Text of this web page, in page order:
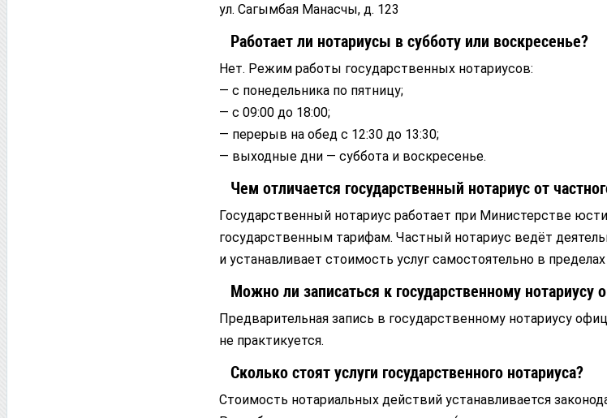
ул. Сагымбая Манасчы, д. 123
Работает ли нотариусы в субботу или воскресенье?
Нет. Режим работы государственных нотариусов:
— с понедельника по пятницу;
— с 09:00 до 18:00;
— перерыв на обед с 12:30 до 13:30;
— выходные дни — суббота и воскресенье.
Чем отличается государственный нотариус от
Государственный нотариус работает при Министерстве
государственным тарифам. Частный нотариус ведёт
и устанавливает стоимость услуг самостоятельно в пределах
Можно ли записаться к государственному нотариусу
Предварительная запись в государственному нотариусу
не практикуется.
Сколько стоят услуги государственного нотариуса?
Стоимость нотариальных действий устанавливается